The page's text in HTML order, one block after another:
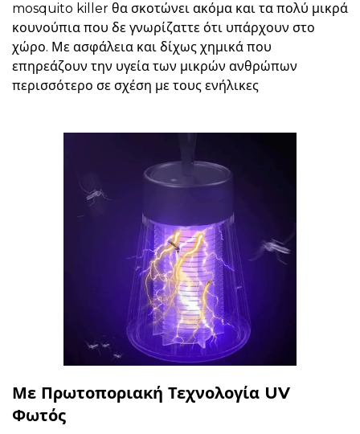
mosquito killer θα σκοτώνει ακόμα και τα πολύ μικρά
κουνούπια που δε γνωρίζαττε ότι υπάρχουν στο
χώρο. Με ασφάλεια και δίχως χημικά που
επηρεάζουν την υγεία των μικρών ανθρώπων
περισσότερο σε σχέση με τους ενήλικες
Με Πρωτοποριακή Τεχνολογία UV
Φωτός